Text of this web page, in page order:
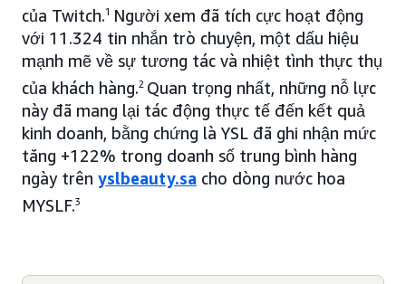
của Twitch.1 Người xem đã tích cực hoạt động
với 11.324 tin nhắn trò chuyện, một dấu hiệu
mạnh mẽ về sự tương tác và nhiệt tình thực thụ
của khách hàng.2 Quan trọng nhất, những nỗ lực
này đã mang lại tác động thực tế đến kết quả
kinh doanh, bằng chứng là YSL đã ghi nhận mức
tăng +122% trong doanh số trung bình hàng
ngày trên yslbeauty.sa cho dòng nước hoa
MYSLF.3